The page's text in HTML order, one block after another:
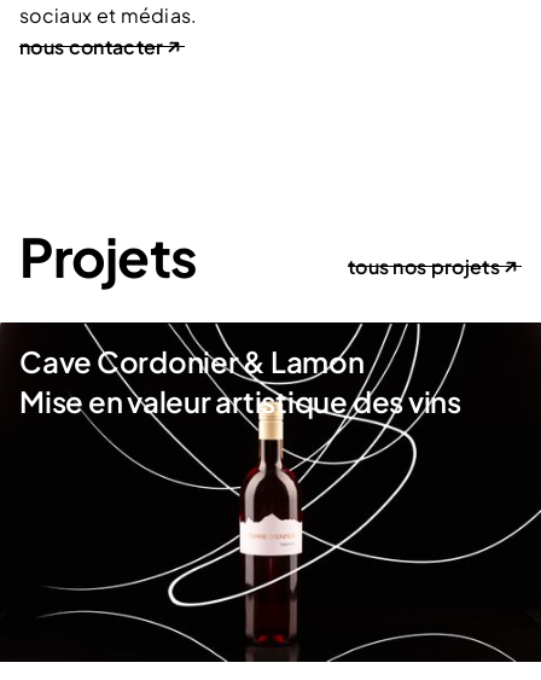
sociaux et médias.
nous contacter
Projets tous nos projets
Cave Cordonier & Lamon
Mise en valeur artistique des vins